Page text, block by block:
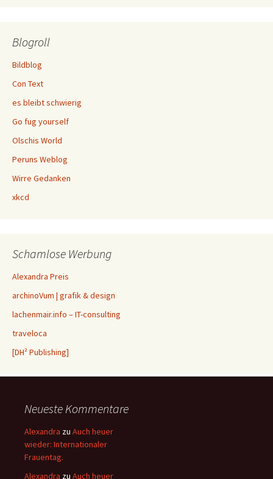
Blogroll
Bildblog
Con Text
es bleibt schwierig
Go fug yourself
Olschis World
Peruns Weblog
Wirre Gedanken
xkcd
Schamlose Werbung
Alexandra Preis
archinoVum | grafik & design
lachenmair.info – IT-consulting
traveloca
[DH² Publishing]
Neueste Kommentare
Alexandra zu Auch heuer
wieder: Internationaler
Frauentag.
Alexandra zu Auch heuer